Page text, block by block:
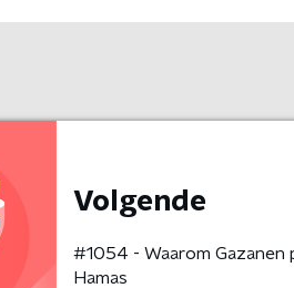
Volgende
#1054 - Waarom
Hamas